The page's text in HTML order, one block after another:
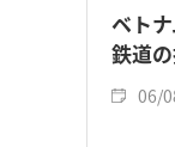
ベト
鉄道
06/